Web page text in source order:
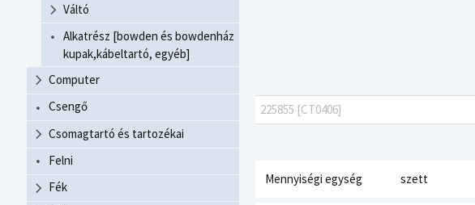
Váltó
Alkatrész [bowden és bowdenház
kupak,kábeltartó, egyéb]
Computer
Csengő
Csomagtartó és tartozékai
Felni
Fék
225855 [CT0406]
Mennyiségi egység szett